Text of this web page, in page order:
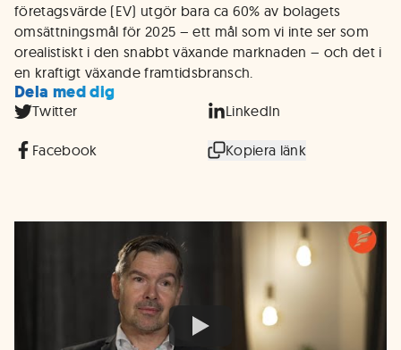
företagsvärde (EV) utgör bara ca 60% av bolagets
omsättningsmål för 2025 – ett mål som vi inte ser som
orealistiskt i den snabbt växande marknaden – och det i
en kraftigt växande framtidsbransch.
Dela med dig
Twitter LinkedIn
Facebook Kopiera länk